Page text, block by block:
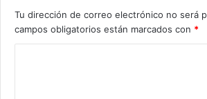
Tu dirección de correo electrónico no será
campos obligatorios están marcados con *